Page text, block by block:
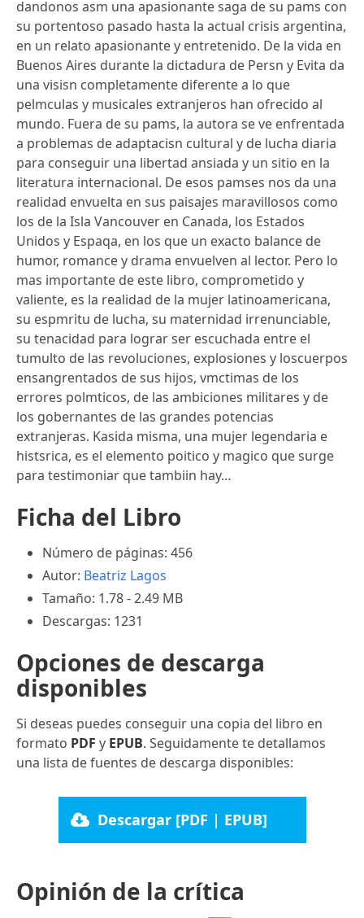
dandonos asm una apasionante saga de su pams con
su portentoso pasado hasta la actual crisis argentina,
en un relato apasionante y entretenido. De la vida en
Buenos Aires durante la dictadura de Persn y Evita da
una visisn completamente diferente a lo que
pelmculas y musicales extranjeros han ofrecido al
mundo. Fuera de su pams, la autora se ve enfrentada
a problemas de adaptacisn cultural y de lucha diaria
para conseguir una libertad ansiada y un sitio en la
literatura internacional. De esos pamses nos da una
realidad envuelta en sus paisajes maravillosos como
los de la Isla Vancouver en Canada, los Estados
Unidos y Espaqa, en los que un exacto balance de
humor, romance y drama envuelven al lector. Pero lo
mas importante de este libro, comprometido y
valiente, es la realidad de la mujer latinoamericana,
su espmritu de lucha, su maternidad irrenunciable,
su tenacidad para lograr ser escuchada entre el
tumulto de las revoluciones, explosiones y loscuerpos
ensangrentados de sus hijos, vmctimas de los
errores polmticos, de las ambiciones militares y de
los gobernantes de las grandes potencias
extranjeras. Kasida misma, una mujer legendaria e
histsrica, es el elemento poitico y magico que surge
para testimoniar que tambiin hay…
Ficha del Libro
Número de páginas: 456
Autor: Beatriz Lagos
Tamaño: 1.78 - 2.49 MB
Descargas: 1231
Opciones de descarga
disponibles
Si deseas puedes conseguir una copia del libro en
formato PDF y EPUB. Seguidamente te detallamos
una lista de fuentes de descarga disponibles:
Descargar [PDF | EPUB]
Opinión de la crítica